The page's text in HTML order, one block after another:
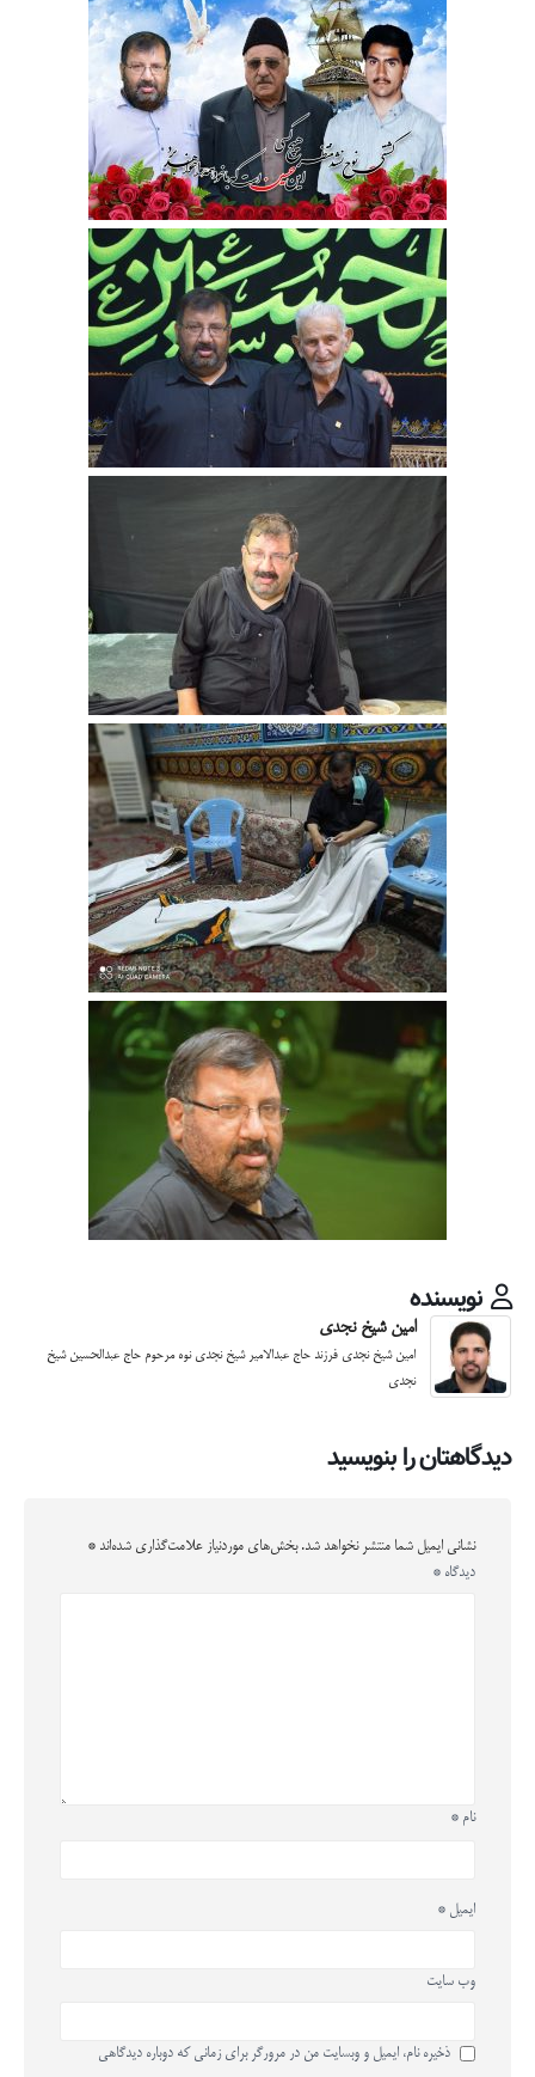
نویسنده
امین شیخ نجدی
امین شیخ نجدی فرزند حاج عبدالامیر شیخ نجدی نوه مرحوم حاج عبدالحسین شیخ
نجدی
دیدگاهتان را بنویسید
نشانی ایمیل شما منتشر نخواهد شد. بخش‌های موردنیاز علامت‌گذاری شده‌اند *
دیدگاه *
نام *
ایمیل *
وب‌ سایت
ذخیره نام، ایمیل و وبسایت من در مرورگر برای زمانی که دوباره دیدگاهی